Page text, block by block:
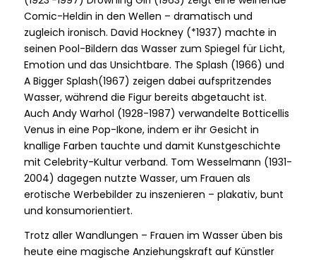
Comic-Heldin in den Wellen – dramatisch und
zugleich ironisch. David Hockney (*1937) machte in
seinen Pool-Bildern das Wasser zum Spiegel für Licht,
Emotion und das Unsichtbare. The Splash (1966) und
A Bigger Splash(1967) zeigen dabei aufspritzendes
Wasser, während die Figur bereits abgetaucht ist.
Auch Andy Warhol (1928-1987) verwandelte Botticellis
Venus in eine Pop-Ikone, indem er ihr Gesicht in
knallige Farben tauchte und damit Kunstgeschichte
mit Celebrity-Kultur verband. Tom Wesselmann (1931-
2004) dagegen nutzte Wasser, um Frauen als
erotische Werbebilder zu inszenieren – plakativ, bunt
und konsumorientiert.
Trotz aller Wandlungen – Frauen im Wasser üben bis
heute eine magische Anziehungskraft auf Künstler